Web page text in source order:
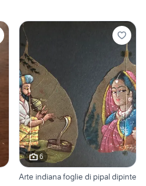
6
Arte indiana foglie di pipal dipinte